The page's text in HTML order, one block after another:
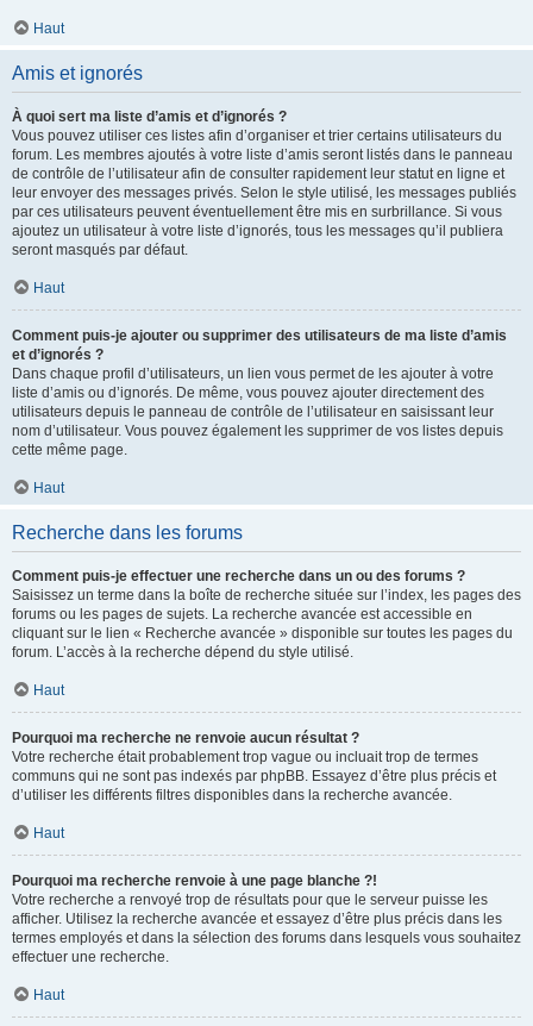
Haut
Amis et ignorés
À quoi sert ma liste d’amis et d’ignorés ?
Vous pouvez utiliser ces listes afin d’organiser et trier certains utilisateurs du
forum. Les membres ajoutés à votre liste d’amis seront listés dans le panneau
de contrôle de l’utilisateur afin de consulter rapidement leur statut en ligne et
leur envoyer des messages privés. Selon le style utilisé, les messages publiés
par ces utilisateurs peuvent éventuellement être mis en surbrillance. Si vous
ajoutez un utilisateur à votre liste d’ignorés, tous les messages qu’il publiera
seront masqués par défaut.
Haut
Comment puis-je ajouter ou supprimer des utilisateurs de ma liste d’amis
et d’ignorés ?
Dans chaque profil d’utilisateurs, un lien vous permet de les ajouter à votre
liste d’amis ou d’ignorés. De même, vous pouvez ajouter directement des
utilisateurs depuis le panneau de contrôle de l’utilisateur en saisissant leur
nom d’utilisateur. Vous pouvez également les supprimer de vos listes depuis
cette même page.
Haut
Recherche dans les forums
Comment puis-je effectuer une recherche dans un ou des forums ?
Saisissez un terme dans la boîte de recherche située sur l’index, les pages des
forums ou les pages de sujets. La recherche avancée est accessible en
cliquant sur le lien « Recherche avancée » disponible sur toutes les pages du
forum. L’accès à la recherche dépend du style utilisé.
Haut
Pourquoi ma recherche ne renvoie aucun résultat ?
Votre recherche était probablement trop vague ou incluait trop de termes
communs qui ne sont pas indexés par phpBB. Essayez d’être plus précis et
d’utiliser les différents filtres disponibles dans la recherche avancée.
Haut
Pourquoi ma recherche renvoie à une page blanche ?!
Votre recherche a renvoyé trop de résultats pour que le serveur puisse les
afficher. Utilisez la recherche avancée et essayez d’être plus précis dans les
termes employés et dans la sélection des forums dans lesquels vous souhaitez
effectuer une recherche.
Haut